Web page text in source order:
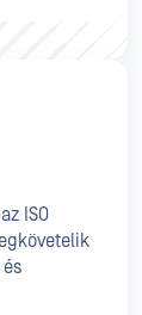
ISO